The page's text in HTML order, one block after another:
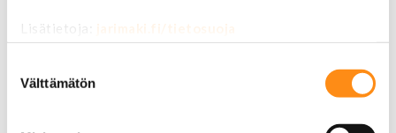
Lisätietoja: jarimaki.fi/tietosuoja
valinta
Välttämätön
Alapallonivelet
Yläpallonivelet